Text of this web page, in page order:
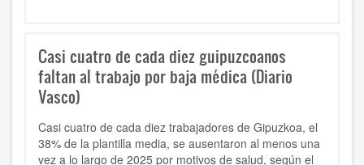
Casi cuatro de cada diez guipuzcoanos
faltan al trabajo por baja médica (Diario
Vasco)
Casi cuatro de cada diez trabajadores de Gipuzkoa, el
38% de la plantilla media, se ausentaron al menos una
vez a lo largo de 2025 por motivos de salud, según el